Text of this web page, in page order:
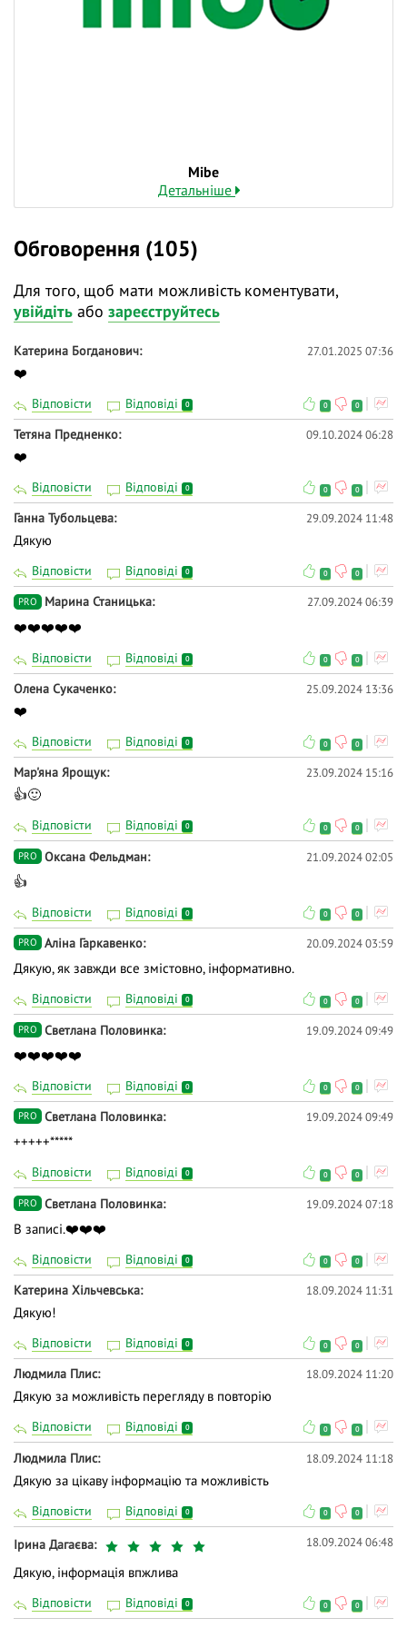
Mibe
Детальніше
Обговорення (105)
Для того, щоб мати можливість коментувати,
увійдіть або зареєструйтесь
Катерина Богданович 27.01.2025 07:36
❤️
Відповісти Відповіді 0 0 0
Тетяна Предненко 09.10.2024 06:28
❤️
Відповісти Відповіді 0 0 0
Ганна Тубольцева 29.09.2024 11:48
Дякую
Відповісти Відповіді 0 0 0
PRO Марина Станицька 27.09.2024 06:39
❤️❤️❤️❤️❤️
Відповісти Відповіді 0 0 0
Олена Сукаченко 25.09.2024 13:36
❤️
Відповісти Відповіді 0 0 0
Мар'яна Ярощук 23.09.2024 15:16
👍🙂
Відповісти Відповіді 0 0 0
PRO Оксана Фельдман 21.09.2024 02:05
👍
Відповісти Відповіді 0 0 0
PRO Аліна Гаркавенко 20.09.2024 03:59
Дякую, як завжди все змістовно, інформативно.
Відповісти Відповіді 0 0 0
PRO Светлана Половинка 19.09.2024 09:49
❤️❤️❤️❤️❤️
Відповісти Відповіді 0 0 0
PRO Светлана Половинка 19.09.2024 09:49
+++++*****
Відповісти Відповіді 0 0 0
PRO Светлана Половинка 19.09.2024 07:18
В записі.❤️❤️❤️
Відповісти Відповіді 0 0 0
Катерина Хільчевська 18.09.2024 11:31
Дякую!
Відповісти Відповіді 0 0 0
Людмила Плис 18.09.2024 11:20
Дякую за можливість перегляду в повторію
Відповісти Відповіді 0 0 0
Людмила Плис 18.09.2024 11:18
Дякую за цікаву інформацію та можливість
Відповісти Відповіді 0 0 0
Ірина Дагаєва 18.09.2024 06:48
Дякую, інформація впжлива
Відповісти Відповіді 0 0 0